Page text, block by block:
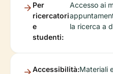
Per
ricercatori
e
studenti:
Accesso ai
la ricerca a
Accessibilità:Materiali